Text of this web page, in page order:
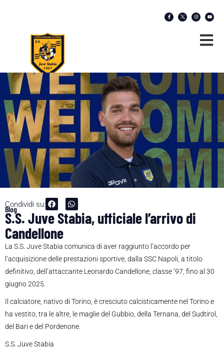
Condividi su:
Blog
S.S. Juve Stabia, ufficiale l’arrivo di
Candellone
La S.S. Juve Stabia comunica di aver raggiunto l’accordo per
l’acquisizione delle prestazioni sportive, dalla SSC Napoli, a titolo
definitivo, dell’attaccante Leonardo Candellone, classe ’97, fino al 30
giugno 2025.
Il calciatore, nativo di Torino, è cresciuto calcisticamente nel Torino e
ha vestito, tra le altre, le maglie del Gubbio, della Ternana, del Sudtirol,
del Bari e del Pordenone.
S.S. Juve Stabia